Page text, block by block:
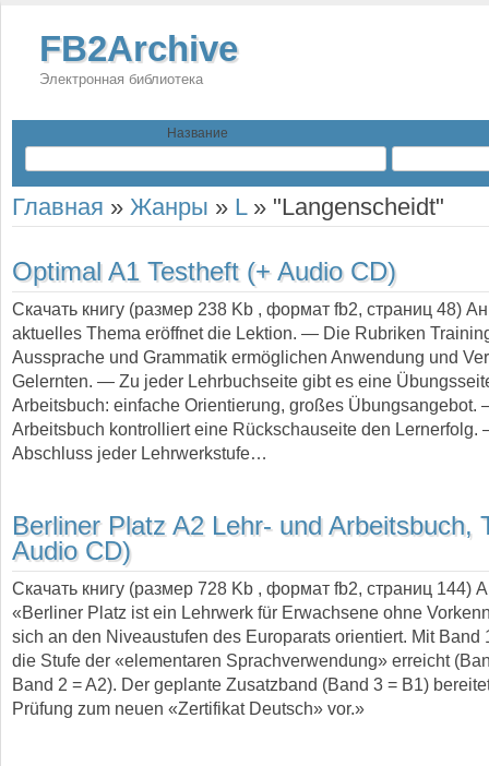
FB2Archive
Электронная библиотека
Название
Главная » Жанры » L» "Langenscheidt"
Optimal A1 Testheft (+ Audio CD)
Скачать книгу (размер 238 Kb , формат fb2, страниц 48)
aktuelles Thema eröffnet die Lektion. — Die Rubriken
Aussprache und Grammatik ermöglichen Anwendung und
Gelernten. — Zu jeder Lehrbuchseite gibt es eine
Arbeitsbuch: einfache Orientierung, großes Übungsangebot.
Arbeitsbuch kontrolliert eine Rückschauseite den Lernerfolg.
Abschluss jeder Lehrwerkstufe…
Berliner Platz A2 Lehr- und Arbeitsbuch,
Audio CD)
Скачать книгу (размер 728 Kb , формат fb2, страниц 144)
«Berliner Platz ist ein Lehrwerk für Erwachsene ohne
sich an den Niveaustufen des Europarats orientiert. Mit Band
die Stufe der «elementaren Sprachverwendung» erreicht
Band 2 = A2). Der geplante Zusatzband (Band 3 = B1)
Prüfung zum neuen «Zertifikat Deutsch» vor.»